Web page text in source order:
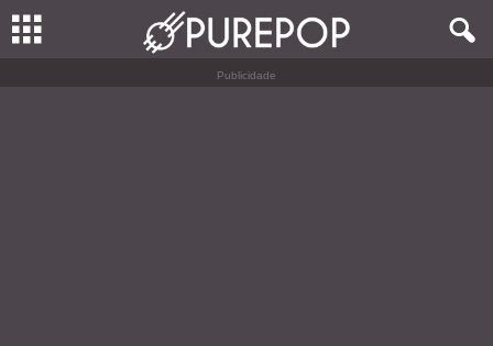
Publicidade